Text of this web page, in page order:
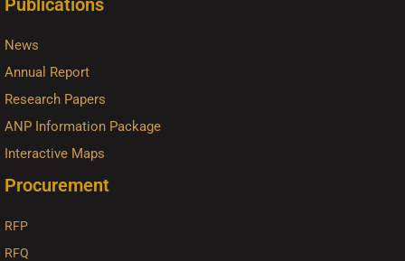
Publications
News
Annual Report
Research Papers
ANP Information Package
Interactive Maps
Procurement
RFP
RFQ